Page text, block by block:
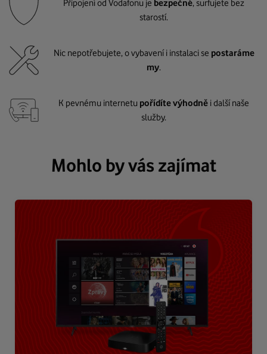
Připojení od Vodafonu je bezpečné, surfujete bez
starostí.
Nic nepotřebujete, o vybavení i instalaci se postaráme
my.
K pevnému internetu pořídíte výhodně i další naše
služby.
Mohlo by vás zajímat